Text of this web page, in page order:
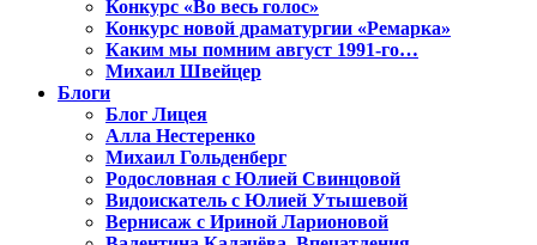
Конкурс «Во весь голос»
Конкурс новой драматургии «Ремарка»
Каким мы помним август 1991-го…
Михаил Швейцер
Блоги
Блог Лицея
Алла Нестеренко
Михаил Гольденберг
Родословная с Юлией Свинцовой
Видоискатель с Юлией Утышевой
Вернисаж с Ириной Ларионовой